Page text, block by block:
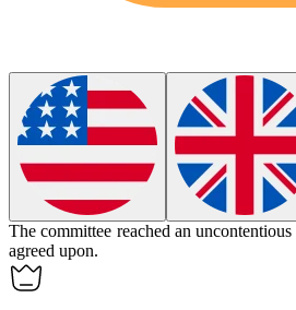
The committee reached anuncontentious
agreed upon.